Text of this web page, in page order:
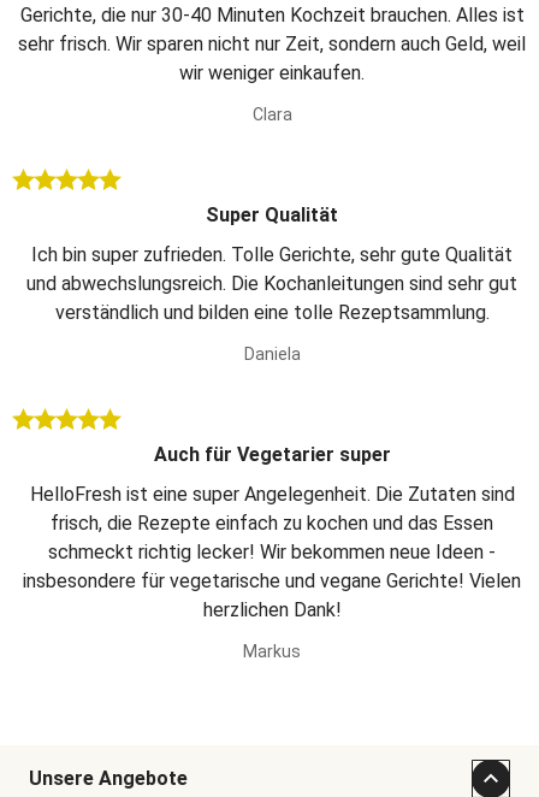
Gerichte, die nur 30-40 Minuten Kochzeit brauchen. Alles ist
sehr frisch. Wir sparen nicht nur Zeit, sondern auch Geld, weil
wir weniger einkaufen.
Clara
Super Qualität
Ich bin super zufrieden. Tolle Gerichte, sehr gute Qualität
und abwechslungsreich. Die Kochanleitungen sind sehr gut
verständlich und bilden eine tolle Rezeptsammlung.
Daniela
Auch für Vegetarier super
HelloFresh ist eine super Angelegenheit. Die Zutaten sind
frisch, die Rezepte einfach zu kochen und das Essen
schmeckt richtig lecker! Wir bekommen neue Ideen -
insbesondere für vegetarische und vegane Gerichte! Vielen
herzlichen Dank!
Markus
Unsere Angebote